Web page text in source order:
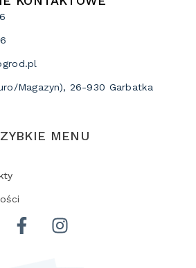
Magazyn), 26-930 Garbatka
MENU